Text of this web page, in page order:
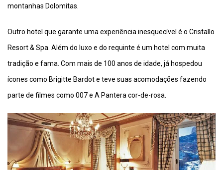
montanhas Dolomitas.
Outro hotel que garante uma experiência inesquecível é o Cristallo
Resort & Spa. Além do luxo e do requinte é um hotel com muita
tradição e fama. Com mais de 100 anos de idade, já hospedou
ícones como Brigitte Bardot e teve suas acomodações fazendo
parte de filmes como 007 e A Pantera cor-de-rosa.